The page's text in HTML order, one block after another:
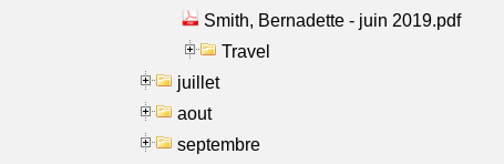
Smith, Bernadette - juin 2019.pdf
Travel
juillet
aout
septembre